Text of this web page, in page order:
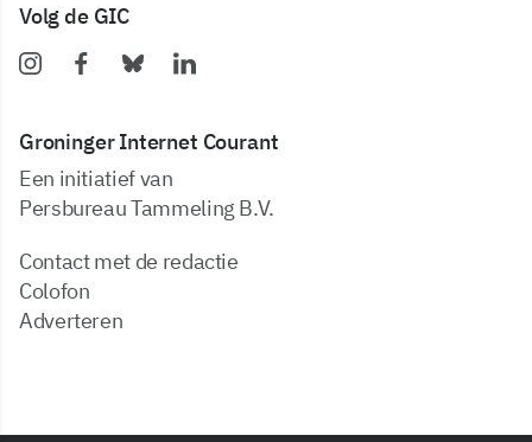
Volg de GIC
Groninger Internet Courant
Een initiatief van
Persbureau Tammeling B.V.
Contact met de redactie
Colofon
Adverteren